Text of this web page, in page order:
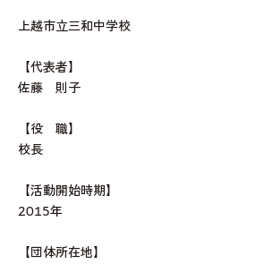
上越市立三和中学校
【代表者】
佐藤 則子
【役 職】
校長
【活動開始時期】
2015年
【団体所在地】